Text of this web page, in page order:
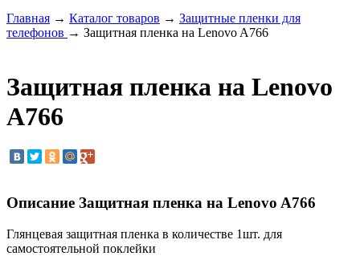
Главная → Каталог товаров → Защитные пленки для
телефонов → Защитная пленка на Lenovo A766
Защитная пленка на Lenovo
A766
Описание Защитная пленка на Lenovo A766
Глянцевая защитная пленка в количестве 1шт. для
самостоятельной поклейки